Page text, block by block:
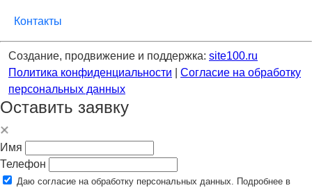
Контакты
Создание, продвижение и поддержка: site100.ru
Политика конфиденциальности
Согласие на обработку
персональных данных
Оставить заявку
Имя
Телефон
Даю согласие на обработку персональных данных. Подробнее в